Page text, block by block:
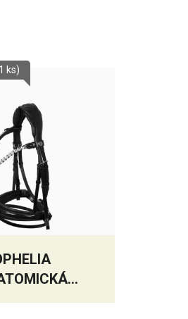
ks)